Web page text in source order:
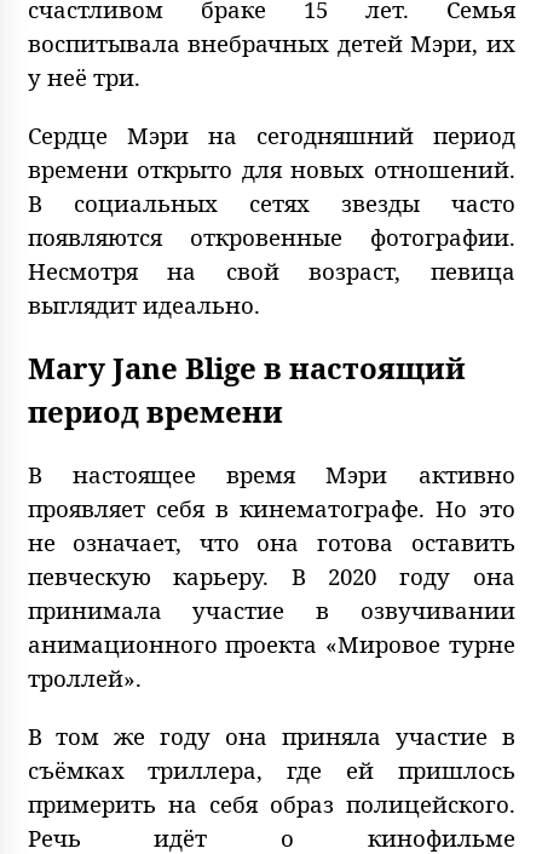
счастливом браке 15 лет. Семья
воспитывала внебрачных детей Мэри, их
у неё три.
Сердце Мэри на сегодняшний период
времени открыто для новых отношений.
В социальных сетях звезды часто
появляются откровенные фотографии.
Несмотря на свой возраст, певица
выглядит идеально.
Mary Jane Blige в настоящий
период времени
В настоящее время Мэри активно
проявляет себя в кинематографе. Но это
не означает, что она готова оставить
певческую карьеру. В 2020 году она
принимала участие в озвучивании
анимационного проекта «Мировое турне
троллей».
В том же году она приняла участие в
съёмках триллера, где ей пришлось
примерить на себя образ полицейского.
Речь идёт о кинофильме